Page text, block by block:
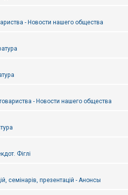
- Новости нашего общества
- Новости нашего общества
Фіглі
семінарів, презентацій - Анонсы